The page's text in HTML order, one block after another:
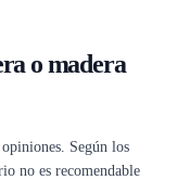
o madera
Según los
no es recomendable